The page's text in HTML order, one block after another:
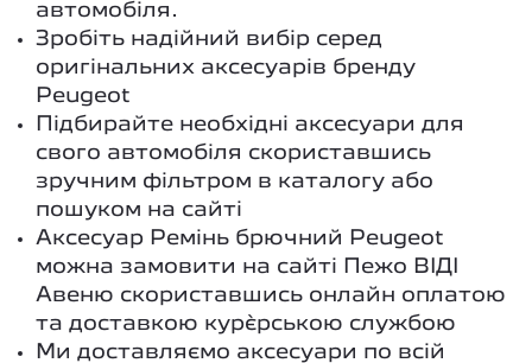
автомобіля.
Зробіть надійний вибір серед
оригінальних аксесуарів бренду
Peugeot
Підбирайте необхідні аксесуари для
свого автомобіля скориставшись
зручним фільтром в каталогу або
пошуком на сайті
Аксесуар Ремінь брючний Peugeot
можна замовити на сайті Пежо ВІДІ
Авеню скориставшись онлайн оплатою
та доставкою кур`єрською службою
Ми доставляємо аксесуари по всій